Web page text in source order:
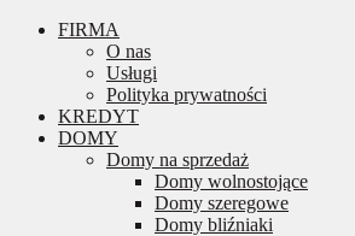
FIRMA
O nas
Usługi
Polityka prywatności
KREDYT
DOMY
Domy na sprzedaż
Domy wolnostojące
Domy szeregowe
Domy bliźniaki